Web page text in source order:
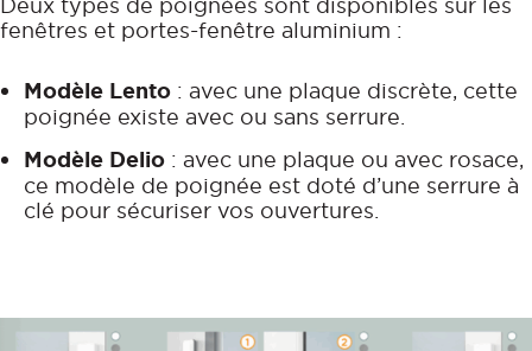
fenêtres et portes-fenêtre aluminium :
Modèle Lento: avec une plaque discrète, cette
poignée existe avec ou sans serrure.
Modèle Delio: avec une plaque ou avec rosace,
ce modèle de poignée est doté d’une serrure à
clé pour sécuriser vos ouvertures.